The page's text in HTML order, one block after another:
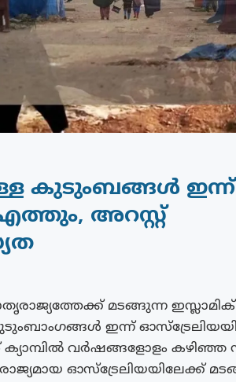
കുടുംബങ്ങൾ ഇന്ന്
അറസ്റ്റ്
മടങ്ങുന്ന ഇസ്ലാമിക്
ഇന്ന്
വർഷങ്ങളോളം കഴിഞ്ഞ
ഓസ്ട്രേലിയയിലേക്ക്